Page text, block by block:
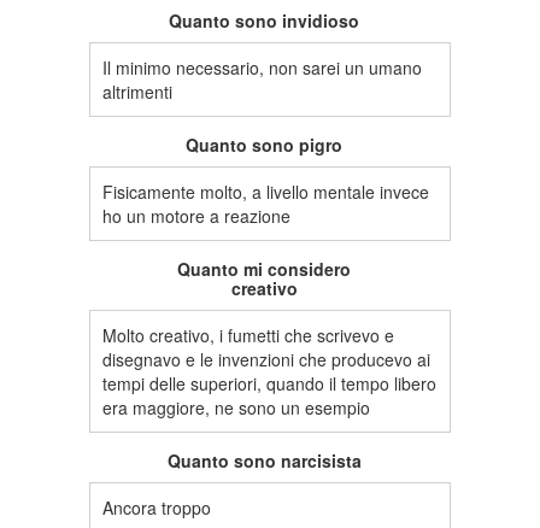
Quanto sono invidioso
Il minimo necessario, non sarei un umano
altrimenti
Quanto sono pigro
Fisicamente molto, a livello mentale invece
ho un motore a reazione
Quanto mi considero
creativo
Molto creativo, i fumetti che scrivevo e
disegnavo e le invenzioni che producevo ai
tempi delle superiori, quando il tempo libero
era maggiore, ne sono un esempio
Quanto sono narcisista
Ancora troppo